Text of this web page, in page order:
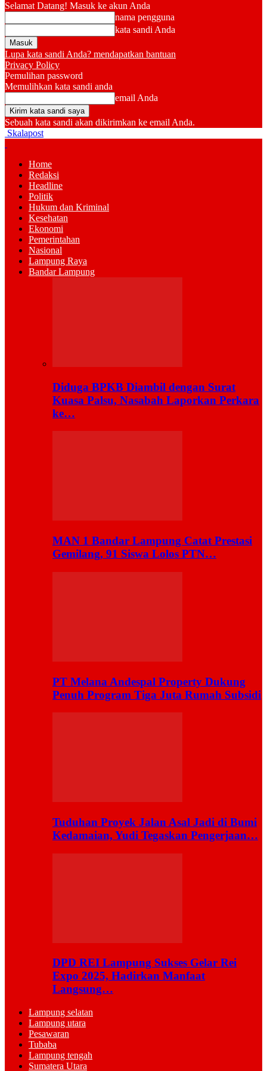
Selamat Datang! Masuk ke akun Anda
nama pengguna
kata sandi Anda
Lupa kata sandi Anda? mendapatkan bantuan
Privacy Policy
Pemulihan password
Memulihkan kata sandi anda
email Anda
Sebuah kata sandi akan dikirimkan ke email Anda.
Skalapost
Home
Redaksi
Headline
Politik
Hukum dan Kriminal
Kesehatan
Ekonomi
Pemerintahan
Nasional
Lampung Raya
Bandar Lampung
Diduga BPKB Diambil dengan Surat
Kuasa Palsu, Nasabah Laporkan Perkara
ke…
MAN 1 Bandar Lampung Catat Prestasi
Gemilang, 91 Siswa Lolos PTN…
PT Melana Andespal Property Dukung
Penuh Program Tiga Juta Rumah Subsidi
Tuduhan Proyek Jalan Asal Jadi di Bumi
Kedamaian, Yudi Tegaskan Pengerjaan…
DPD REI Lampung Sukses Gelar Rei
Expo 2025, Hadirkan Manfaat
Langsung…
Lampung selatan
Lampung utara
Pesawaran
Tubaba
Lampung tengah
Sumatera Utara